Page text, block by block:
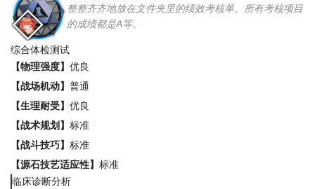
整整齐齐地放在文件夹里的绩效考核单。所有考核项目
的成绩都是A等。
综合体检测试
【物理强度】 优良
【战场机动】 普通
【生理耐受】 优良
【战术规划】 标准
【战斗技巧】 标准
【源石技艺适应性】 标准
临床诊断分析